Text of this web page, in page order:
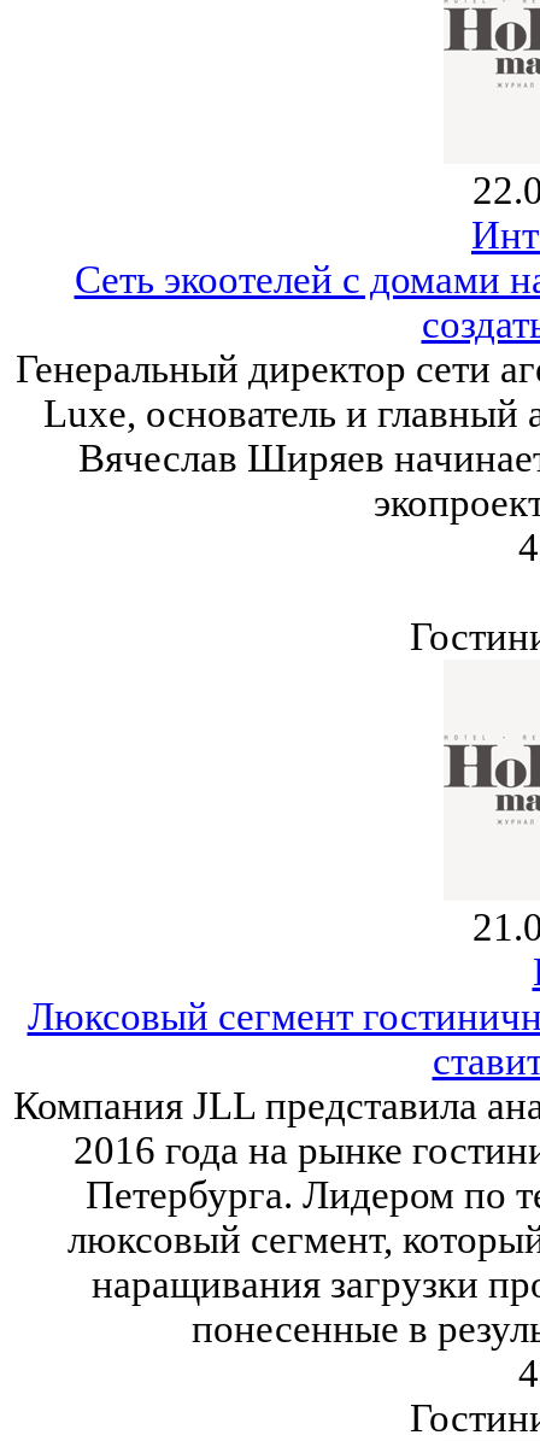
Сеть экоотелей с домами
Генеральный директор сети
Luxe, основатель и
Вячеслав Ширяев
Люксовый сегмент
Компания JLL представила
2016 года на рынке
Петербурга. Лидером по
люксовый сегмент,
наращивания загрузки
понесенные в